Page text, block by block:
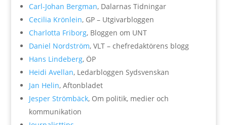
Carl-Johan Bergman, Dalarnas Tidningar
Cecilia Krönlein, GP – Utgivarbloggen
Charlotta Friborg, Bloggen om UNT
Daniel Nordström, VLT – chefredaktörens blogg
Hans Lindeberg, ÖP
Heidi Avellan, Ledarbloggen Sydsvenskan
Jan Helin, Aftonbladet
Jesper Strömbäck, Om politik, medier och
kommunikation